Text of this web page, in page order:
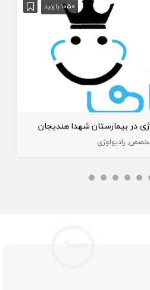
1050 بازدید
در بیمارستان شهدا هندیجان
رادیولوژی